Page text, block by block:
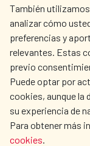
También utilizamos
analizar cómo
preferencias y
relevantes. Estas
previo
Puede optar por
cookies, aunque la
su experiencia de
Para obtener más
cookies.
CULTURE AND
OUR SOCIAL